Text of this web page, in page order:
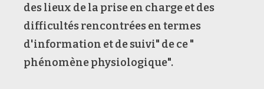
des lieux de la prise en charge et des
difficultés rencontrées en termes
d'information et de suivi" de ce "
phénomène physiologique".